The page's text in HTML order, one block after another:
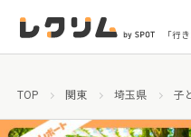
「行
TOP 関東 埼玉県